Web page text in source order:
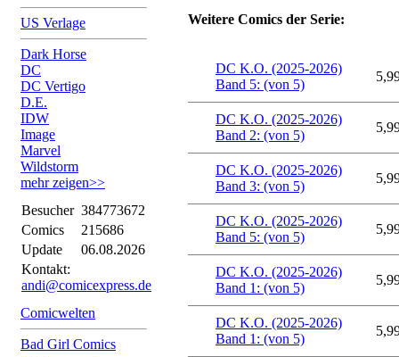
US Verlage
Dark Horse
DC
DC Vertigo
D.E.
IDW
Image
Marvel
Wildstorm
mehr zeigen>>
Besucher 384773672
Comics
215686
Update
06.08.2026
Kontakt:
andi@comicexpress.de
Comicwelten
Bad Girl Comics
Weitere Comics der Serie:
DC K.O. (2025-2026)
Band 5: (von 5)
DC K.O. (2025-2026)
Band 2: (von 5)
DC K.O. (2025-2026)
Band 3: (von 5)
DC K.O. (2025-2026)
Band 5: (von 5)
DC K.O. (2025-2026)
Band 1: (von 5)
DC K.O. (2025-2026)
Band 1: (von 5)